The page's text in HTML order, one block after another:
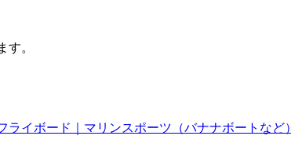
す。
ライボード｜マリンスポーツ（バナナボートなど